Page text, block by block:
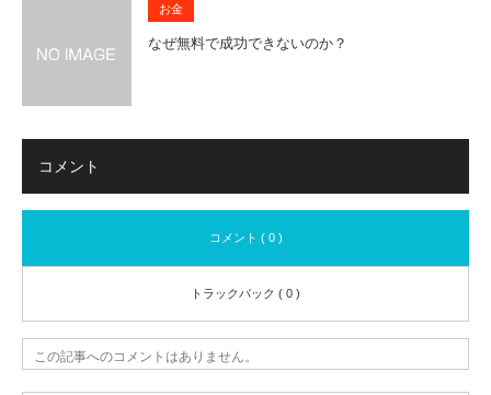
お金
なぜ無料で成功できないのか？
コメント
コメント ( 0 )
トラックバック ( 0 )
この記事へのコメントはありません。